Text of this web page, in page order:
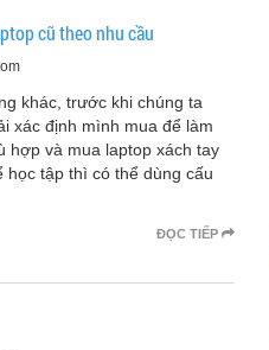
cũ theo nhu cầu
khác, trước khi chúng ta
xác định mình mua để làm
hợp và mua laptop xách tay
học tập thì có thể dùng cấu
ĐỌC TIẾP